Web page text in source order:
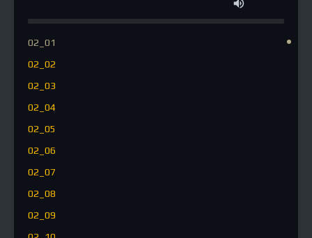
02_01
02_02
02_03
02_04
02_05
02_06
02_07
02_08
02_09